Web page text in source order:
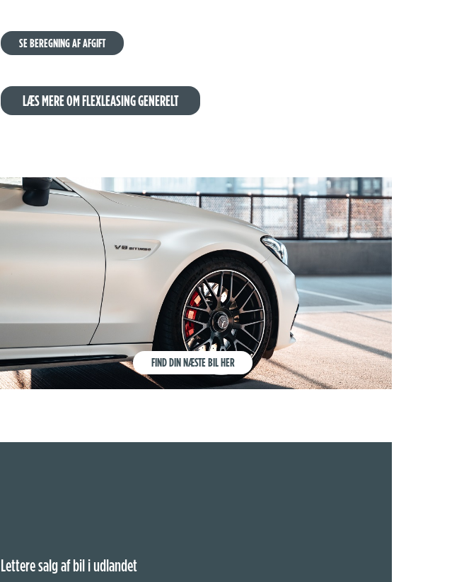
SE BEREGNING AF AFGIFT
LÆS MERE OM FLEXLEASING GENERELT
FIND DIN NÆSTE BIL HER
Lettere salg af bil i udlandet